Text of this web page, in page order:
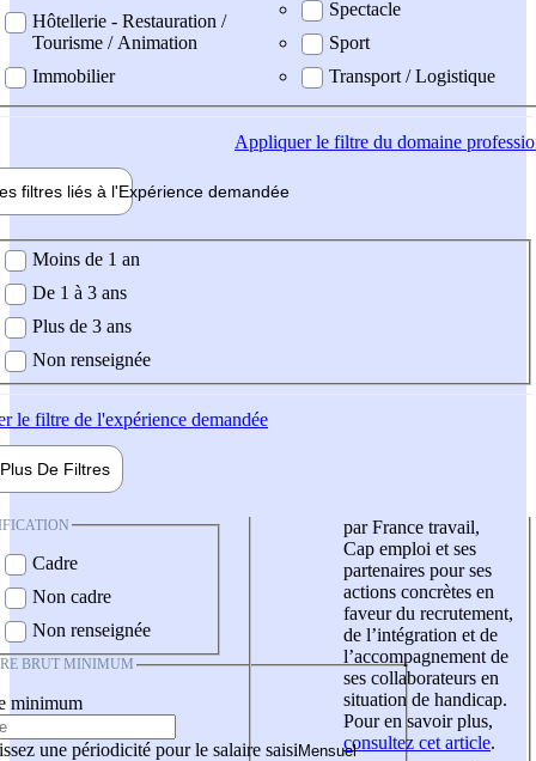
Hôtellerie - Restauration /
Tourisme / Animation
Immobilier
Spectacle
Sport
Transport / Logistique
Appliquerle filtre du domaine
filtres liés à l'Expérience demandée
demandée
Moins de 1 an
De 1 à 3 ans
Plus de 3 ans
Non renseignée
le filtre de l'expérience demandée
Plus De Filtres
Cadre
Non cadre
Non renseignée
BRUT MINIMUM
minimum
une périodicité pour le salaire saisi
par France travail,
Cap emploi et ses
partenaires pour ses
actions concrètes en
faveur du recrutement,
de l’intégration et de
l’accompagnement de
ses collaborateurs en
situation de handicap.
Pour en savoir plus,
consultez cet article.